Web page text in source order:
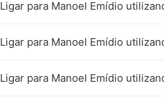
Ligar para Manoel Emídio
Ligar para Manoel Emídio
Ligar para Manoel Emídio